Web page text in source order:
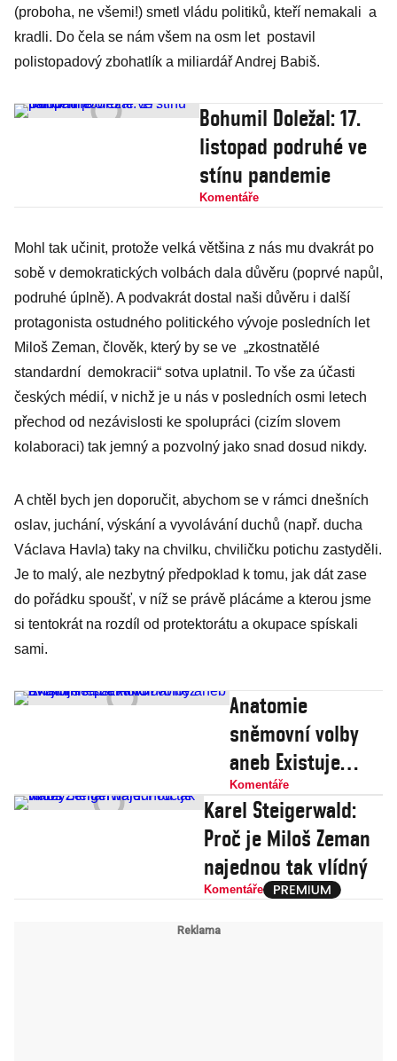
(proboha, ne všemi!) smetl vládu politiků, kteří nemakali a
kradli. Do čela se nám všem na osm let postavil
polistopadový zbohatlík a miliardář Andrej Babiš.
Bohumil Doležal: 17.
listopad podruhé ve
stínu pandemie
Komentáře
Mohl tak učinit, protože velká většina z nás mu dvakrát po
sobě v demokratických volbách dala důvěru (poprvé napůl,
podruhé úplně). A podvakrát dostal naši důvěru i další
protagonista ostudného politického vývoje posledních let
Miloš Zeman, člověk, který by se ve „zkostnatělé
standardní demokracii“ sotva uplatnil. To vše za účasti
českých médií, v nichž je u nás v posledních osmi letech
přechod od nezávislosti ke spolupráci (cizím slovem
kolaboraci) tak jemný a pozvolný jako snad dosud nikdy.
A chtěl bych jen doporučit, abychom se v rámci dnešních
oslav, juchání, výskání a vyvolávání duchů (např. ducha
Václava Havla) taky na chvilku, chviličku potichu zastyděli.
Je to malý, ale nezbytný předpoklad k tomu, jak dát zase
do pořádku spoušť, v níž se právě plácáme a kterou jsme
si tentokrát na rozdíl od protektorátu a okupace spískali
sami.
Anatomie
sněmovní volby
aneb Existuje
lepší kandidát než
dvojministr za
ANO?
Komentáře
Karel Steigerwald:
Proč je Miloš Zeman
najednou tak vlídný
Komentáře